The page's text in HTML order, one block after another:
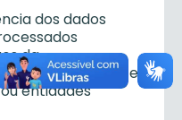
dos dados
da
de intercâmbio e
entidades